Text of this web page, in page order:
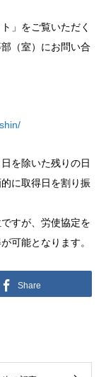
」をご覧いただく
（室）にお問い合
を除いた残りの日
に取得日を割り振
すが、労使協定を
可能となります。
Share